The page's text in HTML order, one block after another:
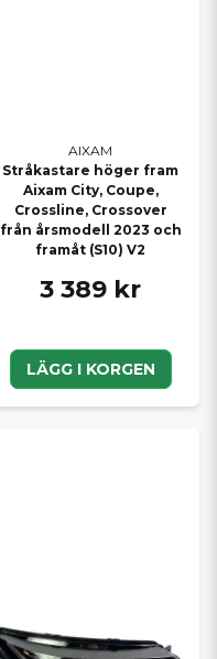
AIXAM
Stråkastare höger fram
Aixam City, Coupe,
Crossline, Crossover
från årsmodell 2023 och
framåt (S10) V2
3 389 kr
LÄGG I KORGEN